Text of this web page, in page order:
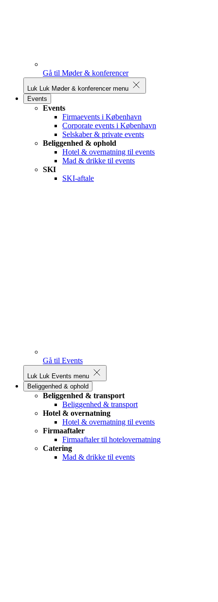
Gå til Møder & konferencer
Luk Luk Møder & konferencer menu
Events
Events
Firmaevents i København
Corporate events i København
Selskaber & private events
Beliggenhed & ophold
Hotel & overnatning til events
Mad & drikke til events
SKI
SKI-aftale
Gå til Events
Luk Luk Events menu
Beliggenhed & ophold
Beliggenhed & transport
Beliggenhed & transport
Hotel & overnatning
Hotel & overnatning til events
Firmaaftaler
Firmaaftaler til hotelovernatning
Catering
Mad & drikke til events